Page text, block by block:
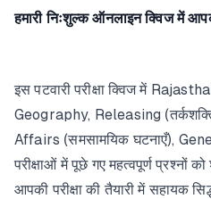
हमारी निःशुल्क ऑनलाइन क्विज में
इस पटवारी परीक्षा क्विज में
Geography, Releasing
Affairs (समसामयिक घटनाएँ),
परीक्षाओं में पूछे गए महत्वपूर्ण प्रश्नों
आपकी परीक्षा की तैयारी में सहायक